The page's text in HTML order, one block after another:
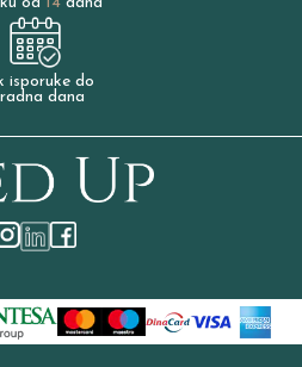
isporuke do
dana